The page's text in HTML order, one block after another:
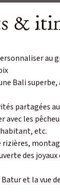
&
au
Bali
partagées
avec les
etc.
rizières,
des
et la vue